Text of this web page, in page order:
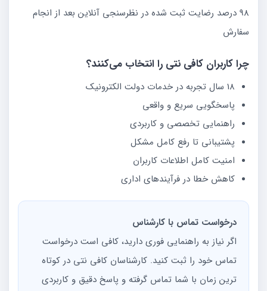
98 درصد رضایت ثبت شده در نظرسنجی آنلاین بعد از انجام
سفارش
چرا کاربران کافی نتی را انتخاب می‌کنند؟
18 سال تجربه در خدمات دولت الکترونیک
پاسخگویی سریع و واقعی
راهنمایی تخصصی و کاربردی
پشتیبانی تا رفع کامل مشکل
امنیت کامل اطلاعات کاربران
کاهش خطا در فرآیندهای اداری
درخواست تماس با کارشناس
اگر نیاز به راهنمایی فوری دارید، کافی است درخواست
تماس خود را ثبت کنید. کارشناسان کافی نتی در کوتاه
ترین زمان با شما تماس گرفته و پاسخ دقیق و کاربردی